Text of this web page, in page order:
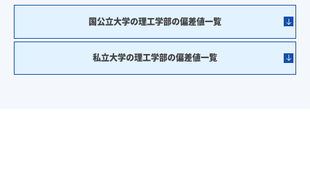
国公立大学の理工学部の偏差値一覧
私立大学の理工学部の偏差値一覧